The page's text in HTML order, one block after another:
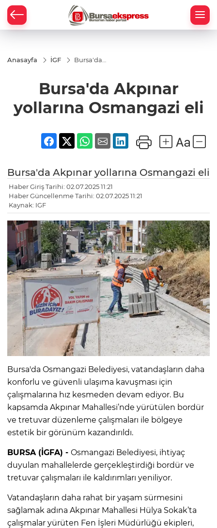
Anasayfa İGF
Bursa'da
Osmangazi
eli
Bursa'da Akpınar
yollarına Osmangazi eli
Bursa'da Akpınar yollarına Osmangazi eli
Haber Giriş Tarihi: 02.07.2025 11:21
Haber Güncellenme Tarihi: 02.07.2025 11:21
Kaynak: IGF
Bursa'da Osmangazi Belediyesi, vatandaşların daha
konforlu ve güvenli ulaşıma kavuşması için
çalışmalarına hız kesmeden devam ediyor. Bu
kapsamda Akpınar Mahallesi’nde yürütülen bordür
ve tretuvar düzenleme çalışmaları ile bölgeye
estetik bir görünüm kazandırıldı.
BURSA (İGFA) - Osmangazi Belediyesi, ihtiyaç
duyulan mahallelerde gerçekleştirdiği bordür ve
tretuvar çalışmaları ile kaldırımları yeniliyor.
Vatandaşların daha rahat bir yaşam sürmesini
sağlamak adına Akpınar Mahallesi Hülya Sokak’ta
çalışmalar yürüten Fen İşleri Müdürlüğü ekipleri,